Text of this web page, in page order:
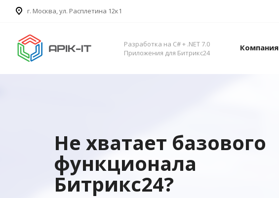
​г. Москва, ул. Расплетина 12к1
Разработка на C# + .NET 7.0
Приложения для Битрикс24
Компания
Не хватает базового
функционала
Битрикс24?